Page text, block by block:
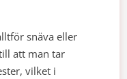
snäva eller
att man tar
vilket i